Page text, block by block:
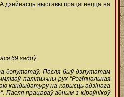
дзейнасць выставы працягнецца на
69 гадоў.
дэпутатаў. Пасля быў дэпутатам
палітычны рух "Рэгіянальная
кандыдатуру на карысць адзінага
Пасля працаваў адным з кіраўнікоў